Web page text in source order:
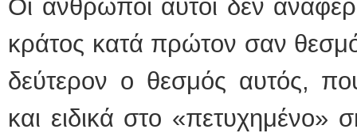
Οι άνθρωποι αυτοί δεν
κράτος κατά πρώτον σαν
δεύτερον ο θεσμός αυτός,
και ειδικά στο «πετυχημένο»